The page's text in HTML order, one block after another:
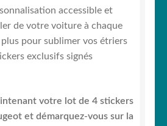
accessible et
de votre voiture à chaque
plus pour sublimer vos étriers
exclusifs signés
votre lot de 4 stickers
et démarquez-vous sur la